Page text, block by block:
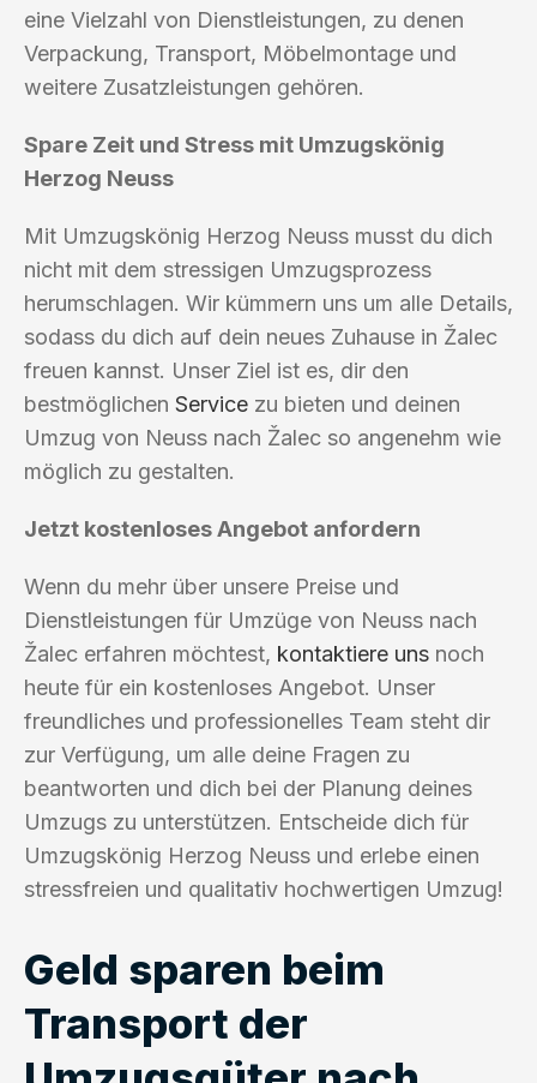
eine Vielzahl von Dienstleistungen, zu denen
Verpackung, Transport, Möbelmontage und
weitere Zusatzleistungen gehören.
Spare Zeit und Stress mit Umzugskönig
Herzog Neuss
Mit Umzugskönig Herzog Neuss musst du dich
nicht mit dem stressigen Umzugsprozess
herumschlagen. Wir kümmern uns um alle Details,
sodass du dich auf dein neues Zuhause in Žalec
freuen kannst. Unser Ziel ist es, dir den
bestmöglichen Service zu bieten und deinen
Umzug von Neuss nach Žalec so angenehm wie
möglich zu gestalten.
Jetzt kostenloses Angebot anfordern
Wenn du mehr über unsere Preise und
Dienstleistungen für Umzüge von Neuss nach
Žalec erfahren möchtest, kontaktiere uns noch
heute für ein kostenloses Angebot. Unser
freundliches und professionelles Team steht dir
zur Verfügung, um alle deine Fragen zu
beantworten und dich bei der Planung deines
Umzugs zu unterstützen. Entscheide dich für
Umzugskönig Herzog Neuss und erlebe einen
stressfreien und qualitativ hochwertigen Umzug!
Geld sparen beim
Transport der